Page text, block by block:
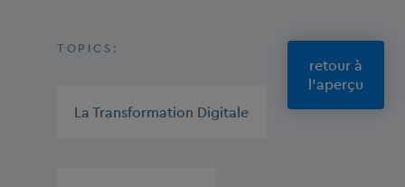
TOPICS:
La Transformation Digitale
retour à
l'aperçu